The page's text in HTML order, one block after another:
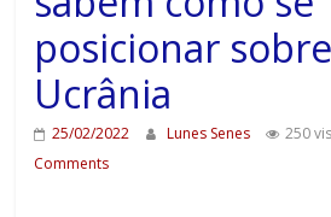
posicionar
Ucrânia
25/02/2022 Lunes Senes 250
Comments